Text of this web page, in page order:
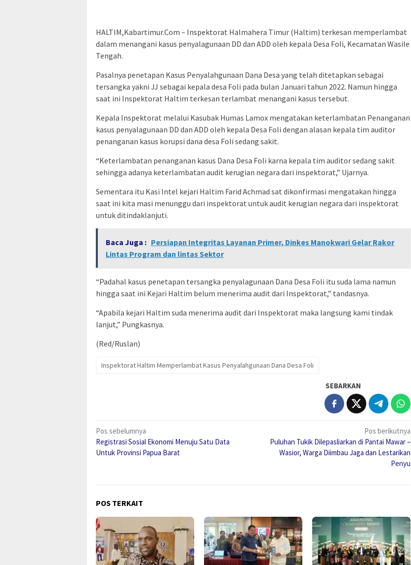
HALTIM,Kabartimur.Com – Inspektorat Halmahera Timur (Haltim) terkesan memperlambat
dalam menangani kasus penyalagunaan DD dan ADD oleh kepala Desa Foli, Kecamatan Wasile
Tengah.
Pasalnya penetapan Kasus Penyalahgunaan Dana Desa yang telah ditetapkan sebagai
tersangka yakni JJ sebagai kepala desa Foli pada bulan Januari tahun 2022. Namun hingga
saat ini Inspektorat Haltim terkesan terlambat menangani kasus tersebut.
Kepala Inspektorat melalui Kasubak Humas Lamox mengatakan keterlambatan Penanganan
kasus penyalagunaan DD dan ADD oleh kepala Desa Foli dengan alasan kepala tim auditor
penanganan kasus korupsi dana desa Foli sedang sakit.
“Keterlambatan penanganan kasus Dana Desa Foli karna kepala tim auditor sedang sakit
sehingga adanya keterlambatan audit kerugian negara dari inspektorat,” Ujarnya.
Sementara itu Kasi Intel kejari Haltim Farid Achmad sat dikonfirmasi mengatakan hingga
saat ini kita masi menunggu dari inspektorat untuk audit kerugian negara dari inspektorat
untuk ditindaklanjuti.
Baca Juga : Persiapan Integritas Layanan Primer, Dinkes Manokwari Gelar Rakor
Lintas Program dan lintas Sektor
“Padahal kasus penetapan tersangka penyalagunaan Dana Desa Foli itu suda lama namun
hingga saat ini Kejari Haltim belum menerima audit dari Inspektorat,” tandasnya.
“Apabila kejari Haltim suda menerima audit dari Inspektorat maka langsung kami tindak
lanjut,” Pungkasnya.
(Red/Ruslan)
Inspektorat Haltim Memperlambat Kasus Penyalahgunaan Dana Desa Foli
SEBARKAN
Navigasi
pos
Pos sebelumnya
Registrasi Sosial Ekonomi Menuju Satu Data
Untuk Provinsi Papua Barat
Pos berikutnya
Puluhan Tukik Dilepasliarkan di Pantai Mawar –
Wasior, Warga Diimbau Jaga dan Lestarikan
Penyu
POS TERKAIT